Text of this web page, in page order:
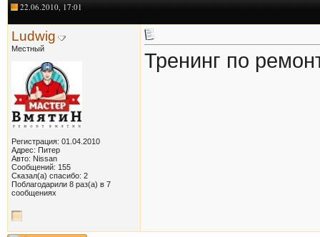
22.06.2010, 17:01
Ludwig
Местный
Регистрация: 01.04.2010
Адрес: Питер
Авто: Nissan
Сообщений: 155
Сказал(а) спасибо: 2
Поблагодарили 8 раз(а) в 7
сообщениях
Тренинг по